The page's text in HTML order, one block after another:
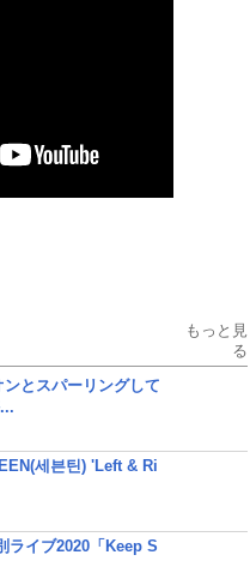
もっと見
る
とスパーリングして
세븐틴) 'Left & Ri
ライブ2020「Keep S